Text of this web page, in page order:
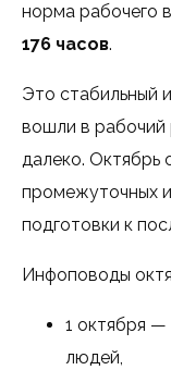
норма рабочего
176 часов.
Это стабильный
вошли в рабочий
далеко. Октябрь
промежуточных
подготовки к
Инфоповоды
1 октября
людей,